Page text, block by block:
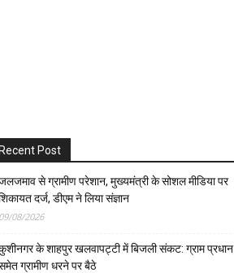
Recent Post
से ग्रामीण परेशान, मुख्यमंत्री के सोशल मीडिया पर
दर्ज, डीएम ने लिया संज्ञान
09/08/2026
के शाहपुर खलवापट्टी में बिजली संकट: ग्राम प्रधान
ग्रामीण धरने पर बैठे